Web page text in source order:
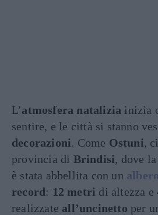
L’atmosfera natalizia inizia
sentire, e le città si stanno
decorazioni. Come Ostuni,
provincia di Brindisi, dove
è stata abbellita con un
record: 12 metri di altezza e
realizzate all’uncinetto per